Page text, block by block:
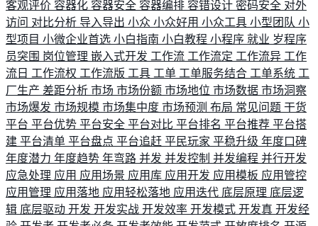
客观评价 容器化 容器安全 容器编排 容错设计 密码安全 对外
访问 对比分析 导入导出 小众 小众好用 小众工具 小型团队 小
型项目 小微企业首选 小白指南 小白教程 小程序 就业 岁程序
员突围 岗位管理 嵌入式开发 工作流 工作流定 工作流异 工作
流日 工作流权 工作流版 工具 工单 工单服务结合 工单系统 工
厂生产 差距分析 市场 市场份额 市场地位 市场数据 市场洞察
市场爆发 市场规模 市场集中度 市场预测 布局 常见问题 干货
平台 平台优势 平台安全 平台对比 平台排名 平台推荐 平台搭
建 平台清单 平台盘点 平台追赶 平民玩家 平稳升级 年度口碑
年度潜力 年度趋势 年弯路 并发 并发控制 并发编程 并行开发
应急处理 应用 应用场景 应用库 应用开发 应用模板 应用管控
应用管理 应用落地 应用轻松落地 应用迭代 底层原理 底层逻
辑 底层驱动 开发 开发实战 开发效率 开发模式 开发真 开发经